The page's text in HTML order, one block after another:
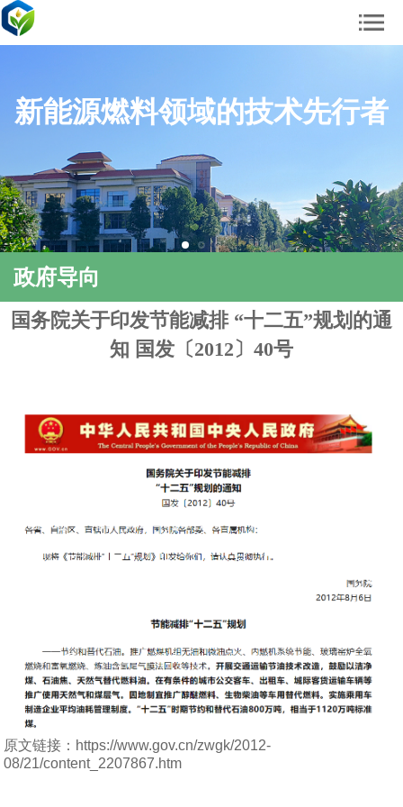
新能源燃料领域的技术先行者
政府导向
国务院关于印发节能减排 “十二五”规划的通
知 国发〔2012〕40号
原文链接：https://www.gov.cn/zwgk/2012-
08/21/content_2207867.htm